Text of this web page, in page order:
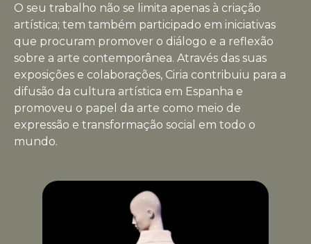
O seu trabalho não se limita apenas à criação
artística; tem também participado em iniciativas
que procuram promover o diálogo e a reflexão
sobre a arte contemporânea. Através das suas
exposições e colaborações, Ciria contribuiu para a
difusão da cultura artística em Espanha e
promoveu o papel da arte como meio de
expressão e transformação social em todo o
mundo.